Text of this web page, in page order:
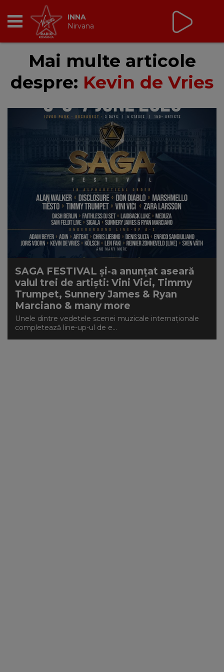
RADIO
BREAKFAST
TIC TALK
DANCEFLOOR CHART
RADIO ACADEMY
NEWS
CONTUL MEU
INNA
Nirvana
Mai multe articole
despre: Kevin de Vries
SAGA FESTIVAL și-a anunțat aseară
valul trei de artiști: Vini Vici, Timmy
Trumpet, Sunnery James & Ryan
Marciano & many more
Unele dintre vedetele scenei muzicale internaționale
completează line-up-ul de e...